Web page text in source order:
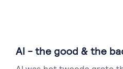
AI - the good & the